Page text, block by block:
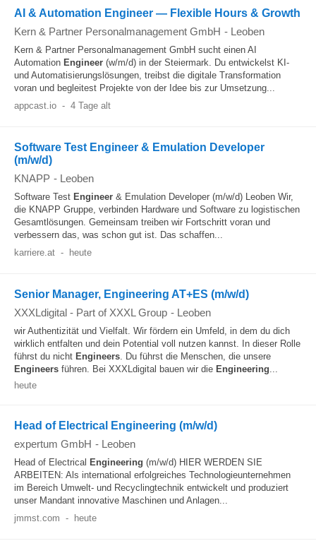
AI & Automation Engineer — Flexible Hours & Growth
Kern & Partner Personalmanagement GmbH - Leoben
Kern & Partner Personalmanagement GmbH sucht einen AI
Automation Engineer (w/m/d) in der Steiermark. Du entwickelst KI-
und Automatisierungslösungen, treibst die digitale Transformation
voran und begleitest Projekte von der Idee bis zur Umsetzung...
appcast.io - 4 Tage alt
Software Test Engineer & Emulation Developer
(m/w/d)
KNAPP - Leoben
Software Test Engineer & Emulation Developer (m/w/d) Leoben Wir,
die KNAPP Gruppe, verbinden Hardware und Software zu logistischen
Gesamtlösungen. Gemeinsam treiben wir Fortschritt voran und
verbessern das, was schon gut ist. Das schaffen...
karriere.at - heute
Senior Manager, Engineering AT+ES (m/w/d)
XXXLdigital - Part of XXXL Group - Leoben
wir Authentizität und Vielfalt. Wir fördern ein Umfeld, in dem du dich
wirklich entfalten und dein Potential voll nutzen kannst. In dieser Rolle
führst du nicht Engineers. Du führst die Menschen, die unsere
Engineers führen. Bei XXXLdigital bauen wir die Engineering...
heute
Head of Electrical Engineering (m/w/d)
expertum GmbH - Leoben
Head of Electrical Engineering (m/w/d) HIER WERDEN SIE
ARBEITEN: Als international erfolgreiches Technologieunternehmen
im Bereich Umwelt- und Recyclingtechnik entwickelt und produziert
unser Mandant innovative Maschinen und Anlagen...
jmmst.com - heute